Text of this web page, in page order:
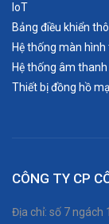
Tỉ lệ phóng hình
Kích thước màn
Tương thích
IoT
Bảng điều khiển
Hệ thống màn
Hệ thống âm
Thiết bị đồng hồ
CÔNG TY CP
Địa chỉ: số 7 ngách